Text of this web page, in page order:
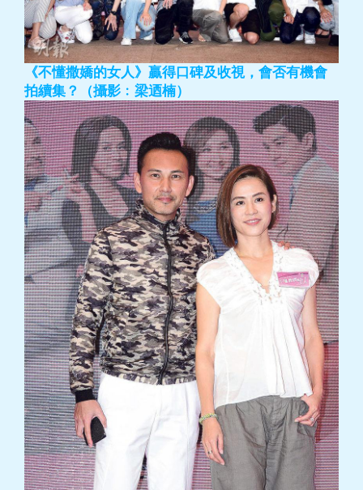
《不懂撒嬌的女人》贏得口碑及收視，會否有機會
拍續集？（攝影﹕梁迺楠）